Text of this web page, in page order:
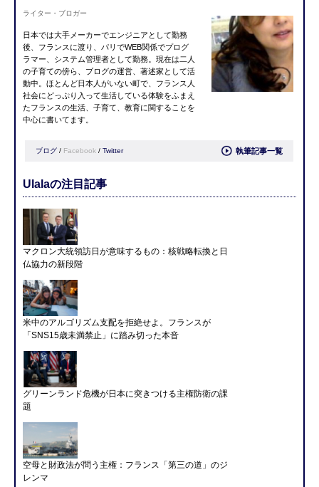
ライター・ブロガー
日本では大手メーカーでエンジニアとして勤務
後、フランスに渡り、パリでWEB関係でプログ
ラマー、システム管理者として勤務。現在は二人
の子育ての傍ら、ブログの運営、著述家として活
動中。ほとんど日本人がいない町で、フランス人
社会にどっぷり入って生活している体験をふまえ
たフランスの生活、子育て、教育に関することを
中心に書いてます。
ブログ / Facebook /Twitter 執筆記事一覧
Ulalaの注目記事
マクロン大統領訪日が意味するもの：核戦略転換と日
仏協力の新段階
米中のアルゴリズム支配を拒絶せよ。フランスが
「SNS15歳未満禁止」に踏み切った本音
グリーンランド危機が日本に突きつける主権防衛の課
題
空母と財政法が問う主権：フランス「第三の道」のジ
レンマ